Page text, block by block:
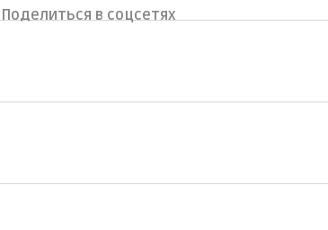
Поделиться в соцсетях